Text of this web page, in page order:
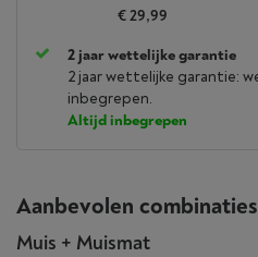
€ 29,99
2 jaar wettelijke garantie
2 jaar wettelijke garantie:
inbegrepen.
Altijd inbegrepen
Aanbevolen combinaties
Muis + Muismat